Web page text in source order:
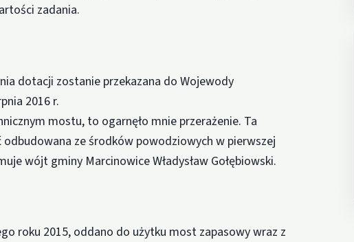
zadania.
dotacji zostanie przekazana do Wojewody
2016 r.
mostu, to ogarnęło mnie przerażenie. Ta
ze środków powodziowych w pierwszej
wójt gminy Marcinowice Władysław Gołębiowski.
roku 2015, oddano do użytku most zapasowy wraz z